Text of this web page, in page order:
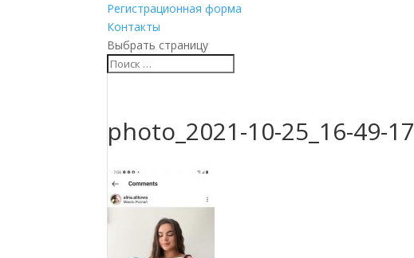
Регистрационная форма
Контакты
Выбрать страницу
photo_2021-10-25_16-49-17